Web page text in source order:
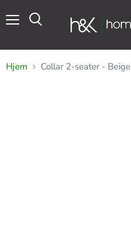
Hjem Collar 2-seater - Beige